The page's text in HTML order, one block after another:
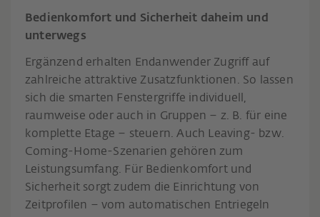
Bedienkomfort und Sicherheit daheim und
unterwegs
Ergänzend erhalten Endanwender Zugriff auf
zahlreiche attraktive Zusatzfunktionen. So lassen
sich die smarten Fenstergriffe individuell,
raumweise oder auch in Gruppen – z. B. für eine
komplette Etage – steuern. Auch Leaving- bzw.
Coming-Home-Szenarien gehören zum
Leistungsumfang. Für Bedienkomfort und
Sicherheit sorgt zudem die Einrichtung von
Zeitprofilen – vom automatischen Entriegeln